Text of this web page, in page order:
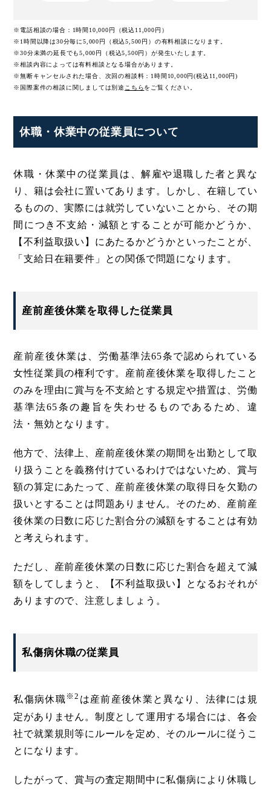
※電話相談の場合：1時間10,000円（税込11,000円）
※1時間以降は30分毎に5,000円（税込5,500円）の有料相談になります。
※30分未満の延長でも5,000円（税込5,500円）が発生いたします。
※相談内容によっては有料相談となる場合があります。
※無断キャンセルされた場合、次回の相談料：1時間10,000円(税込11,000円)
※国際案件の相談に関しましては別途 こちらをご覧ください。
休職・休業中の従業員について
休職・休業中の従業員は、解雇や退職した者と異な
り、籍は会社に置いてあります。しかし、在籍してい
るものの、実際には就労していないことから、その期
間につき不支給・減額とすることが可能かどうか、
【不利益取扱い】にあたるかどうかといったことが、
「支給日在籍要件」との関係で問題になります。
産前産後休業を取得した従業員
産前産後休業は、労働基準法65条で認められている
女性従業員の権利です。産前産後休業を取得したこと
のみを理由に賞与を不支給とする規定や措置は、労働
基準法65条の趣旨を失わせるものであるため、違
法・無効となります。
他方で、法律上、産前産後休業の期間を出勤として取
り扱うことを義務付けているわけではないため、賞与
額の算定にあたって、産前産後休業の取得日を欠勤の
扱いとすることは問題ありません。そのため、産前産
後休業の日数に応じた割合分の減額をすることは有効
と考えられます。
ただし、産前産後休業の日数に応じた割合を超えて減
額をしてしまうと、【不利益取扱い】となるおそれが
ありますので、注意しましょう。
私傷病休職の従業員
私傷病休職 ※2 は産前産後休業と異なり、法律には規
定がありません。制度として運用する場合には、各会
社で就業規則等にルールを定め、そのルールに従うこ
とになります。
したがって、賞与の査定期間中に私傷病により休職し